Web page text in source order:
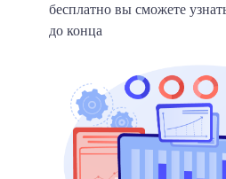
бесплатно вы сможете
до конца